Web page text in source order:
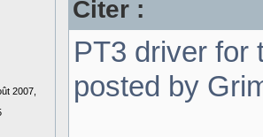
2007,
Citer :
PT3 driver for
posted by